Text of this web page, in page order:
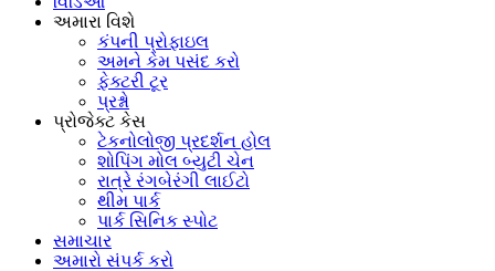
અમારા વિશે
કંપની પ્રોફાઇલ
અમને કેમ પસંદ કરો
ફેક્ટરી ટૂર
પ્રશ્નો
પ્રોજેક્ટ કેસ
ટેકનોલોજી પ્રદર્શન હોલ
શોપિંગ મોલ બ્યુટી ચેન
રાત્રે રંગબેરંગી લાઈટો
થીમ પાર્ક
પાર્ક સિનિક સ્પોટ
સમાચાર
અમારો સંપર્ક કરો